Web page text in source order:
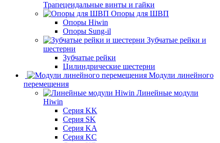
Трапецеидальные винты и гайки
Опоры для ШВП
Опоры Hiwin
Опоры Sung-il
Зубчатые рейки и
шестерни
Зубчатые рейки
Цилиндрические шестерни
Модули линейного
перемещения
Линейные модули
Hiwin
Серия KK
Серия SK
Серия KA
Серия KC